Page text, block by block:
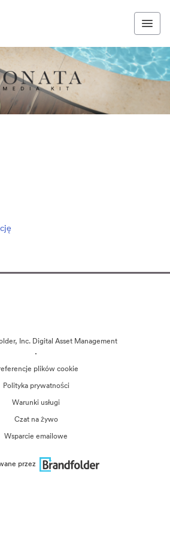
Inc. Digital Asset Management
·
plików cookie
Polityka prywatności
Warunki usługi
Czat na żywo
Wsparcie emailowe
przez